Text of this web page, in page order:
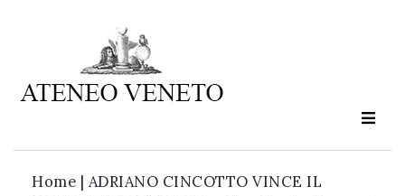
Home | ADRIANO CINCOTTO VINCE IL
Ateneo
è
cultura